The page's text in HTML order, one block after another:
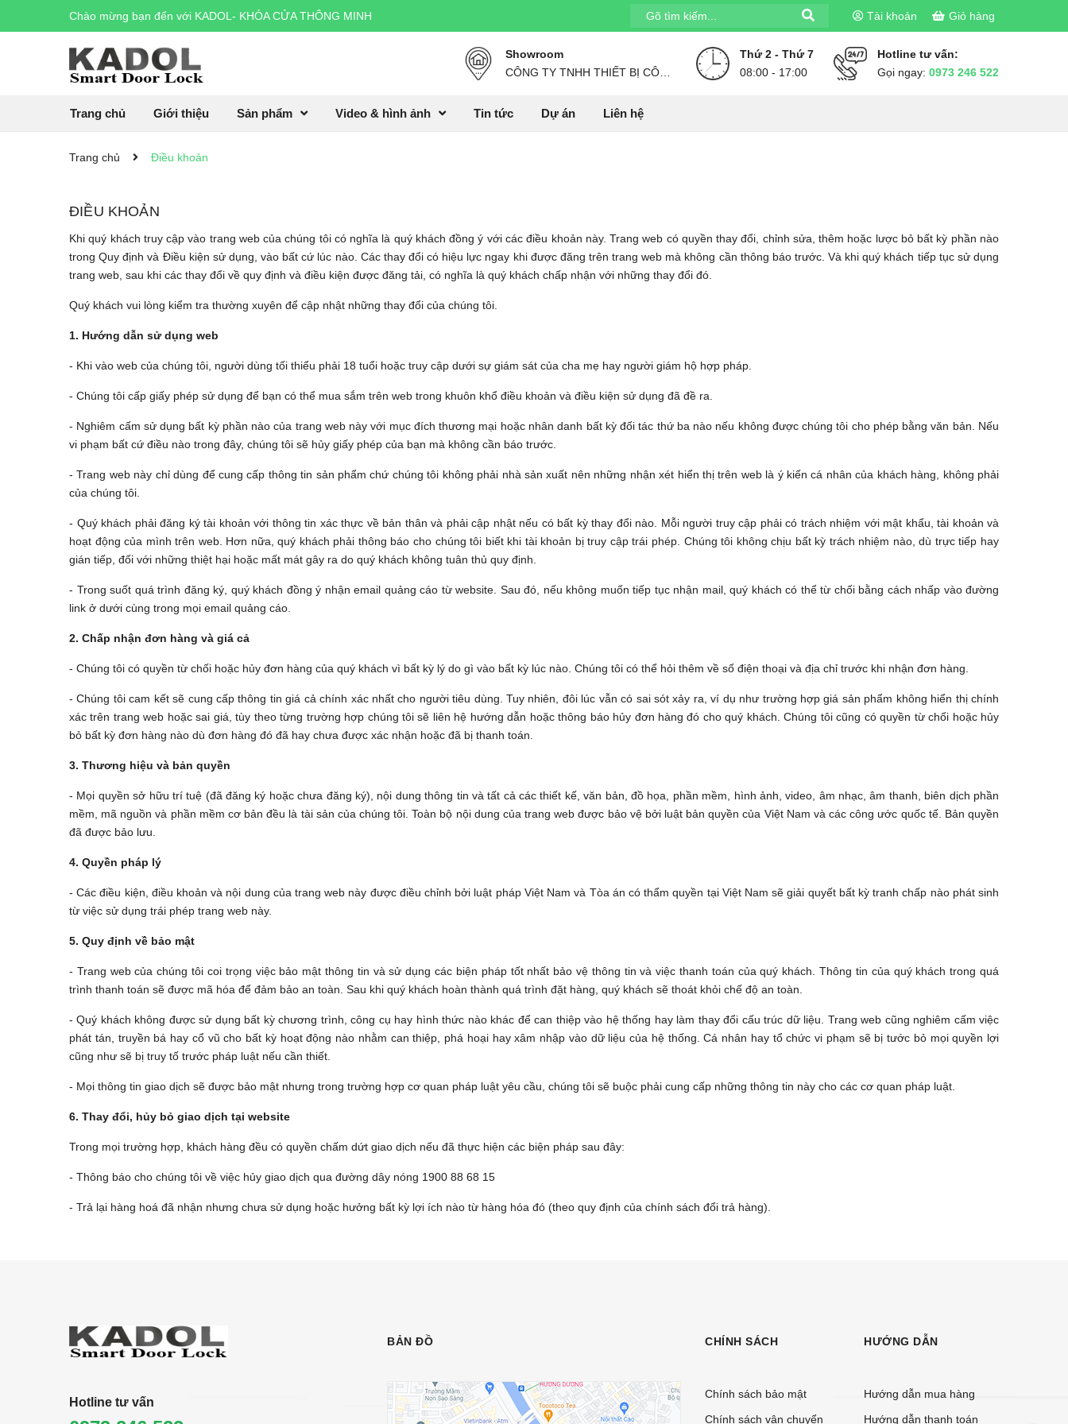
Chào mừng bạn đến với KADOL- KHÓA CỬA THÔNG MINH Tài khoản Giỏ hàng
Hotline tư vấn:
Gọi ngay: 0973 246 522
Thứ 2 - Thứ 7
08:00 - 17:00
Showroom
Trang chủ Giới thiệu Sản phẩm Video & hình ảnh Tin tức Dự án Liên hệ
Trang chủ Điều khoản
ĐIỀU KHOẢN
Khi quý khách truy cập vào trang web của chúng tôi có nghĩa là quý khách đồng ý với các điều khoản này. Trang web có quyền thay đổi, chỉnh sửa, thêm hoặc lược bỏ bất kỳ phần nào
trong Quy định và Điều kiện sử dụng, vào bất cứ lúc nào. Các thay đổi có hiệu lực ngay khi được đăng trên trang web mà không cần thông báo trước. Và khi quý khách tiếp tục sử dụng
trang web, sau khi các thay đổi về quy định và điều kiện được đăng tải, có nghĩa là quý khách chấp nhận với những thay đổi đó.
Quý khách vui lòng kiểm tra thường xuyên để cập nhật những thay đổi của chúng tôi.
1. Hướng dẫn sử dụng web
- Khi vào web của chúng tôi, người dùng tối thiểu phải 18 tuổi hoặc truy cập dưới sự giám sát của cha mẹ hay người giám hộ hợp pháp.
- Chúng tôi cấp giấy phép sử dụng để bạn có thể mua sắm trên web trong khuôn khổ điều khoản và điều kiện sử dụng đã đề ra.
- Nghiêm cấm sử dụng bất kỳ phần nào của trang web này với mục đích thương mại hoặc nhân danh bất kỳ đối tác thứ ba nào nếu không được chúng tôi cho phép bằng văn bản. Nếu
vi phạm bất cứ điều nào trong đây, chúng tôi sẽ hủy giấy phép của bạn mà không cần báo trước.
- Trang web này chỉ dùng để cung cấp thông tin sản phẩm chứ chúng tôi không phải nhà sản xuất nên những nhận xét hiển thị trên web là ý kiến cá nhân của khách hàng, không phải
của chúng tôi.
- Quý khách phải đăng ký tài khoản với thông tin xác thực về bản thân và phải cập nhật nếu có bất kỳ thay đổi nào. Mỗi người truy cập phải có trách nhiệm với mật khẩu, tài khoản và
hoạt động của mình trên web. Hơn nữa, quý khách phải thông báo cho chúng tôi biết khi tài khoản bị truy cập trái phép. Chúng tôi không chịu bất kỳ trách nhiệm nào, dù trực tiếp hay
gián tiếp, đối với những thiệt hại hoặc mất mát gây ra do quý khách không tuân thủ quy định.
- Trong suốt quá trình đăng ký, quý khách đồng ý nhận email quảng cáo từ website. Sau đó, nếu không muốn tiếp tục nhận mail, quý khách có thể từ chối bằng cách nhấp vào đường
link ở dưới cùng trong mọi email quảng cáo.
2. Chấp nhận đơn hàng và giá cả
- Chúng tôi có quyền từ chối hoặc hủy đơn hàng của quý khách vì bất kỳ lý do gì vào bất kỳ lúc nào. Chúng tôi có thể hỏi thêm về số điện thoại và địa chỉ trước khi nhận đơn hàng.
- Chúng tôi cam kết sẽ cung cấp thông tin giá cả chính xác nhất cho người tiêu dùng. Tuy nhiên, đôi lúc vẫn có sai sót xảy ra, ví dụ như trường hợp giá sản phẩm không hiển thị chính
xác trên trang web hoặc sai giá, tùy theo từng trường hợp chúng tôi sẽ liên hệ hướng dẫn hoặc thông báo hủy đơn hàng đó cho quý khách. Chúng tôi cũng có quyền từ chối hoặc hủy
bỏ bất kỳ đơn hàng nào dù đơn hàng đó đã hay chưa được xác nhận hoặc đã bị thanh toán.
3. Thương hiệu và bản quyền
- Mọi quyền sở hữu trí tuệ (đã đăng ký hoặc chưa đăng ký), nội dung thông tin và tất cả các thiết kế, văn bản, đồ họa, phần mềm, hình ảnh, video, âm nhạc, âm thanh, biên dịch phần
mềm, mã nguồn và phần mềm cơ bản đều là tài sản của chúng tôi. Toàn bộ nội dung của trang web được bảo vệ bởi luật bản quyền của Việt Nam và các công ước quốc tế. Bản quyền
đã được bảo lưu.
4. Quyền pháp lý
- Các điều kiện, điều khoản và nội dung của trang web này được điều chỉnh bởi luật pháp Việt Nam và Tòa án có thẩm quyền tại Việt Nam sẽ giải quyết bất kỳ tranh chấp nào phát sinh
từ việc sử dụng trái phép trang web này.
5. Quy định về bảo mật
- Trang web của chúng tôi coi trọng việc bảo mật thông tin và sử dụng các biện pháp tốt nhất bảo vệ thông tin và việc thanh toán của quý khách. Thông tin của quý khách trong quá
trình thanh toán sẽ được mã hóa để đảm bảo an toàn. Sau khi quý khách hoàn thành quá trình đặt hàng, quý khách sẽ thoát khỏi chế độ an toàn.
- Quý khách không được sử dụng bất kỳ chương trình, công cụ hay hình thức nào khác để can thiệp vào hệ thống hay làm thay đổi cấu trúc dữ liệu. Trang web cũng nghiêm cấm việc
phát tán, truyền bá hay cổ vũ cho bất kỳ hoạt động nào nhằm can thiệp, phá hoại hay xâm nhập vào dữ liệu của hệ thống. Cá nhân hay tổ chức vi phạm sẽ bị tước bỏ mọi quyền lợi
cũng như sẽ bị truy tố trước pháp luật nếu cần thiết.
- Mọi thông tin giao dịch sẽ được bảo mật nhưng trong trường hợp cơ quan pháp luật yêu cầu, chúng tôi sẽ buộc phải cung cấp những thông tin này cho các cơ quan pháp luật.
6. Thay đổi, hủy bỏ giao dịch tại website
Trong mọi trường hợp, khách hàng đều có quyền chấm dứt giao dịch nếu đã thực hiện các biện pháp sau đây:
- Thông báo cho chúng tôi về việc hủy giao dịch qua đường dây nóng 1900 88 68 15
- Trả lại hàng hoá đã nhận nhưng chưa sử dụng hoặc hưởng bất kỳ lợi ích nào từ hàng hóa đó (theo quy định của chính sách đổi trả hàng).
Hotline tư vấn
BẢN ĐỒ CHÍNH SÁCH
Chính sách bảo mật
Chính sách vận chuyển
HƯỚNG DẪN
Hướng dẫn mua hàng
Hướng dẫn thanh toán